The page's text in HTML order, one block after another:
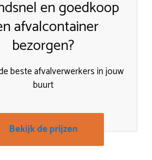
en goedkoop
afvalcontainer
bezorgen?
beste afvalverwerkers in jouw
buurt
Bekijk de prijzen